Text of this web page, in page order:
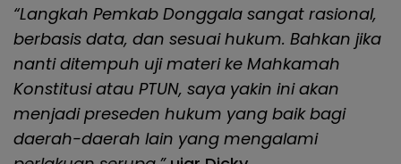
“Langkah Pemkab Donggala sangat rasional,
berbasis data, dan sesuai hukum. Bahkan jika
nanti ditempuh uji materi ke Mahkamah
Konstitusi atau PTUN, saya yakin ini akan
menjadi preseden hukum yang baik bagi
daerah-daerah lain yang mengalami